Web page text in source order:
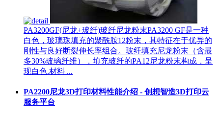
PA3200GF(尼龙+玻纤)玻纤尼龙粉末PA3200 GF是一种
白色，玻璃珠填充的聚酰胺12粉末，其特征在于优异的
刚性与良好断裂伸长率组合。玻纤填充尼龙粉末（含最
多30%玻璃纤维），填充玻纤的PA12尼龙粉末构成，呈
现白色.材料 ...
PA2200尼龙3D打印材料性能介绍 - 创想智造3D打印云
服务平台